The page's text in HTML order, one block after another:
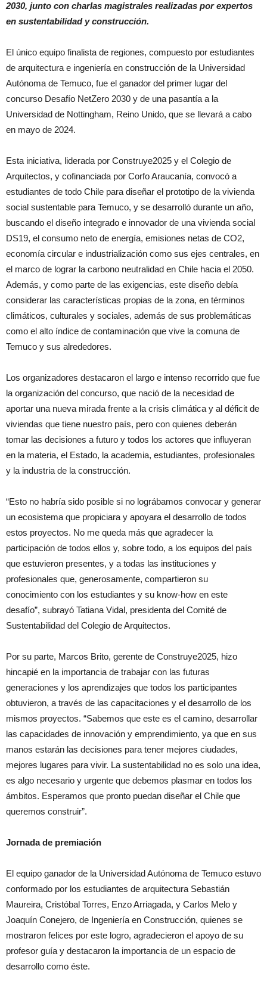
2030, junto con charlas magistrales realizadas por expertos
en sustentabilidad y construcción.
El único equipo finalista de regiones, compuesto por estudiantes
de arquitectura e ingeniería en construcción de la Universidad
Autónoma de Temuco, fue el ganador del primer lugar del
concurso Desafío NetZero 2030 y de una pasantía a la
Universidad de Nottingham, Reino Unido, que se llevará a cabo
en mayo de 2024.
Esta iniciativa, liderada por Construye2025 y el Colegio de
Arquitectos, y cofinanciada por Corfo Araucanía, convocó a
estudiantes de todo Chile para diseñar el prototipo de la vivienda
social sustentable para Temuco, y se desarrolló durante un año,
buscando el diseño integrado e innovador de una vivienda social
DS19, el consumo neto de energía, emisiones netas de CO2,
economía circular e industrialización como sus ejes centrales, en
el marco de lograr la carbono neutralidad en Chile hacia el 2050.
Además, y como parte de las exigencias, este diseño debía
considerar las características propias de la zona, en términos
climáticos, culturales y sociales, además de sus problemáticas
como el alto índice de contaminación que vive la comuna de
Temuco y sus alrededores.
Los organizadores destacaron el largo e intenso recorrido que fue
la organización del concurso, que nació de la necesidad de
aportar una nueva mirada frente a la crisis climática y al déficit de
viviendas que tiene nuestro país, pero con quienes deberán
tomar las decisiones a futuro y todos los actores que influyeran
en la materia, el Estado, la academia, estudiantes, profesionales
y la industria de la construcción.
“Esto no habría sido posible si no lográbamos convocar y generar
un ecosistema que propiciara y apoyara el desarrollo de todos
estos proyectos. No me queda más que agradecer la
participación de todos ellos y, sobre todo, a los equipos del país
que estuvieron presentes, y a todas las instituciones y
profesionales que, generosamente, compartieron su
conocimiento con los estudiantes y su know-how en este
desafío”, subrayó Tatiana Vidal, presidenta del Comité de
Sustentabilidad del Colegio de Arquitectos.
Por su parte, Marcos Brito, gerente de Construye2025, hizo
hincapié en la importancia de trabajar con las futuras
generaciones y los aprendizajes que todos los participantes
obtuvieron, a través de las capacitaciones y el desarrollo de los
mismos proyectos. “Sabemos que este es el camino, desarrollar
las capacidades de innovación y emprendimiento, ya que en sus
manos estarán las decisiones para tener mejores ciudades,
mejores lugares para vivir. La sustentabilidad no es solo una idea,
es algo necesario y urgente que debemos plasmar en todos los
ámbitos. Esperamos que pronto puedan diseñar el Chile que
queremos construir”.
Jornada de premiación
El equipo ganador de la Universidad Autónoma de Temuco estuvo
conformado por los estudiantes de arquitectura Sebastián
Maureira, Cristóbal Torres, Enzo Arriagada, y Carlos Melo y
Joaquín Conejero, de Ingeniería en Construcción, quienes se
mostraron felices por este logro, agradecieron el apoyo de su
profesor guía y destacaron la importancia de un espacio de
desarrollo como éste.